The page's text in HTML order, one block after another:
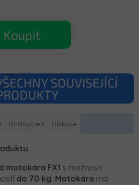
Koupit
SOUVISEJÍCÍ
Hodnocení Diskuze
motokára FX1 s možností
do 70 kg. Motokára má